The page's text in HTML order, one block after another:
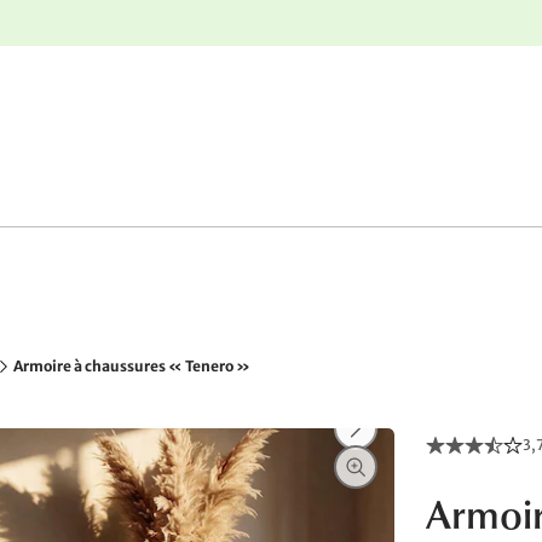
Armoire à chaussures « Tenero »